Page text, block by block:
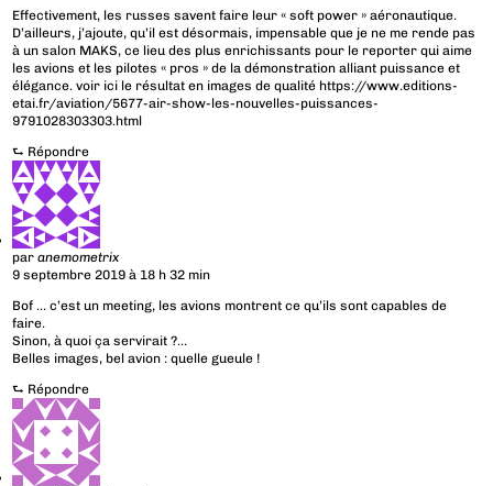
Effectivement, les russes savent faire leur « soft power » aéronautique.
D’ailleurs, j’ajoute, qu’il est désormais, impensable que je ne me rende pas
à un salon MAKS, ce lieu des plus enrichissants pour le reporter qui aime
les avions et les pilotes « pros » de la démonstration alliant puissance et
élégance. voir ici le résultat en images de qualité https://www.editions-
etai.fr/aviation/5677-air-show-les-nouvelles-puissances-
9791028303303.html
⮑ Répondre
paranemometrix
9 septembre 2019 à 18 h 32 min
Bof … c’est un meeting, les avions montrent ce qu’ils sont capables de
faire.
Sinon, à quoi ça servirait ?…
Belles images, bel avion : quelle gueule !
⮑ Répondre